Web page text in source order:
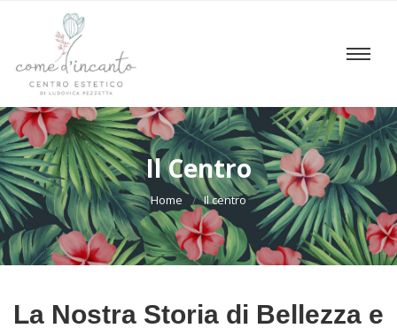
Il Centro
Home Il centro
La Nostra Storia di Bellezza e